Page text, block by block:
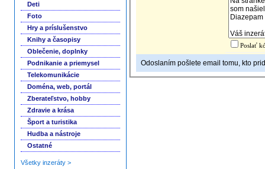
Deti
Foto
Hry a príslušenstvo
Knihy a časopisy
Oblečenie, doplnky
Podnikanie a priemysel
Telekomunikácie
Doména, web, portál
Zberateľstvo, hobby
Zdravie a krása
Šport a turistika
Hudba a nástroje
Ostatné
Všetky inzeráty >
Poslať
Odoslaním pošlete email tomu, kto